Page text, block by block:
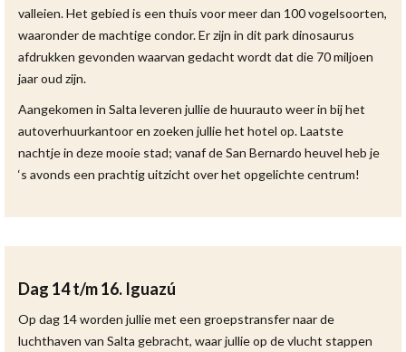
valleien. Het gebied is een thuis voor meer dan 100 vogelsoorten,
waaronder de machtige condor. Er zijn in dit park dinosaurus
afdrukken gevonden waarvan gedacht wordt dat die 70 miljoen
jaar oud zijn.
Aangekomen in Salta leveren jullie de huurauto weer in bij het
autoverhuurkantoor en zoeken jullie het hotel op. Laatste
nachtje in deze mooie stad; vanaf de San Bernardo heuvel heb je
‘s avonds een prachtig uitzicht over het opgelichte centrum!
Dag 14 t/m 16. Iguazú
Op dag 14 worden jullie met een groepstransfer naar de
luchthaven van Salta gebracht, waar jullie op de vlucht stappen